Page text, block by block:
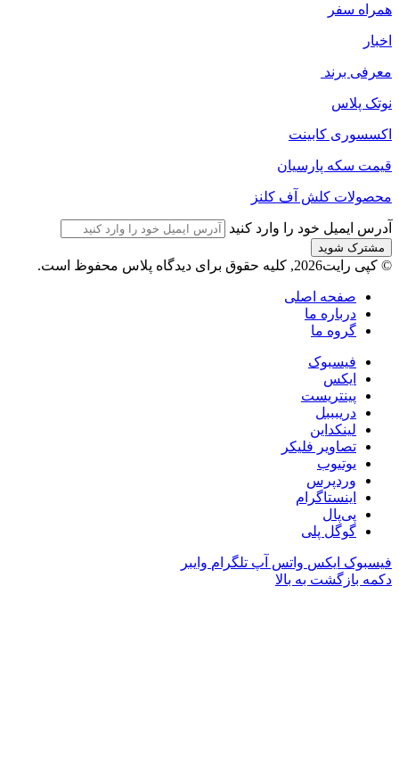
همراه سفر
اخبار
معرفی برند
نوتک پلاس
اکسسوری کابینت
قیمت سکه پارسیان
محصولات کلش آف کلنز
آدرس ایمیل خود را وارد کنید
© کپی رایت2026, کلیه حقوق برای دیدگاه پلاس محفوظ است.
صفحه اصلی
درباره ما
گروه ما
فیسبوک
ایکس
پینتریست
دریبببل
لینکداین
تصاویر فلیکر
یوتیوب
وردپرس
اینستاگرام
پی‌پال
گوگل پلی
فیسبوک ایکس واتس آپ تلگرام وایبر
دکمه بازگشت به بالا